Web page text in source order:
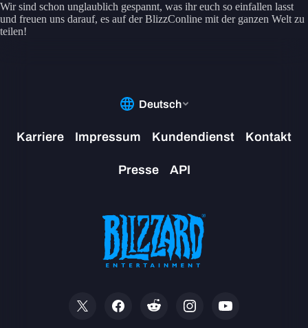
Wir sind schon unglaublich gespannt, was ihr euch so einfallen lasst
und freuen uns darauf, es auf der BlizzConline mit der ganzen Welt zu
teilen!